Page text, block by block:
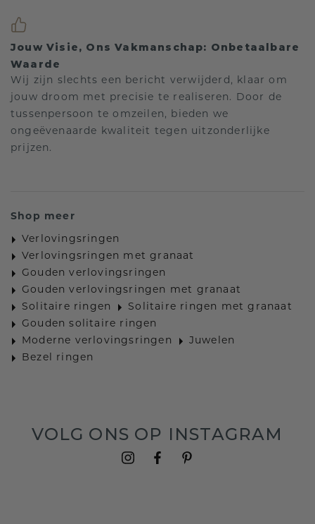
Jouw Visie, Ons Vakmanschap: Onbetaalbare
Waarde
Wij zijn slechts een bericht verwijderd, klaar om
jouw droom met precisie te realiseren. Door de
tussenpersoon te omzeilen, bieden we
ongeëvenaarde kwaliteit tegen uitzonderlijke
prijzen.
Shop meer
Verlovingsringen
Verlovingsringen met granaat
Gouden verlovingsringen
Gouden verlovingsringen met granaat
Solitaire ringen
Solitaire ringen met granaat
Gouden solitaire ringen
Moderne verlovingsringen
Juwelen
Bezel ringen
VOLG ONS OP INSTAGRAM